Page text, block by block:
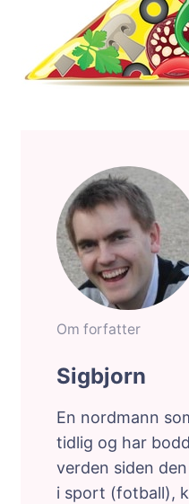
Om forfatter
Sigbjorn
En nordmann
tidlig og har
verden siden
i sport (fotball),